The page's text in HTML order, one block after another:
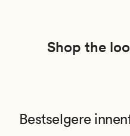
Shop the
Bestselgere